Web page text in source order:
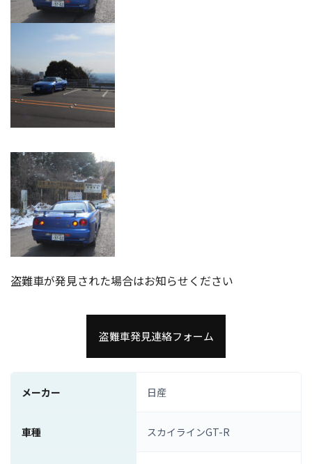
盗難車が発見された場合はお知らせください
盗難車発見連絡フォーム
メーカー 日産
車種 スカイラインGT-R